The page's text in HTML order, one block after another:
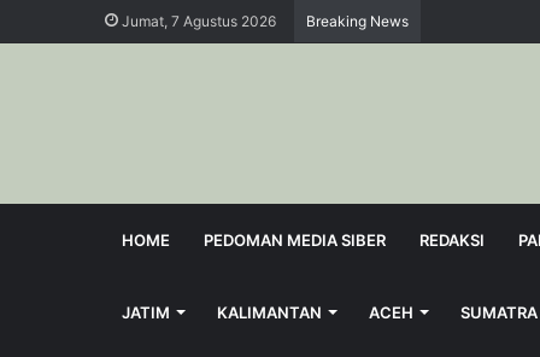
Jumat, 7 Agustus 2026 Breaking News
HOME PEDOMAN MEDIA SIBER REDAKSI
JATIM KALIMANTAN ACEH SUMATRA